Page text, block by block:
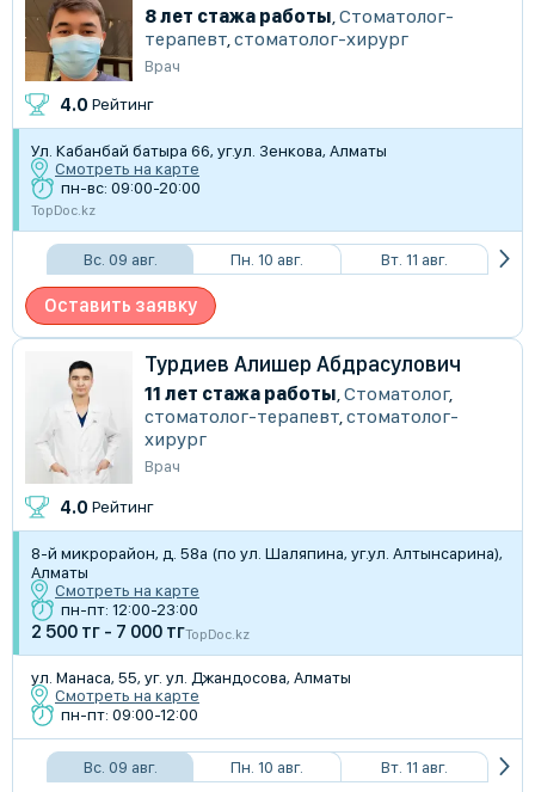
8 лет стажа работы,Стоматолог-
терапевт,стоматолог-хирург
Врач
4.0 Рейтинг
Ул. Кабанбай батыра 66, уг.ул. Зенкова, Алматы
Смотреть на карте
пн-вс: 09:00-20:00
TopDoc.kz
Вс. 09 авг. Пн. 10 авг. Вт. 11 авг.
Оставить заявку
Турдиев Алишер Абдрасулович
11 лет стажа работы,Стоматолог,
стоматолог-терапевт,стоматолог-
хирург
Врач
4.0 Рейтинг
8-й микрорайон, д. 58а (по ул. Шаляпина, уг.ул. Алтынсарина),
Алматы
Смотреть на карте
пн-пт: 12:00-23:00
2 500 тг - 7 000 тгTopDoc.kz
ул. Манаса, 55, уг. ул. Джандосова, Алматы
Смотреть на карте
пн-пт: 09:00-12:00
Вс. 09 авг. Пн. 10 авг.
Вт. 11 авг.